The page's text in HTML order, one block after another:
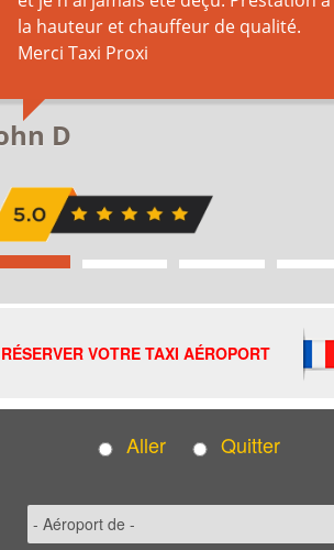
RÉSERVER VOTRE TAXI AÉROPORT
Aller Quitter